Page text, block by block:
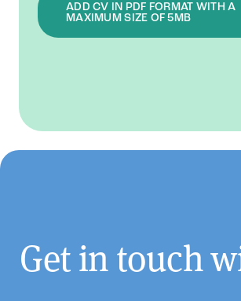
ADD CV IN PDF FORMAT WITH A
MAXIMUM SIZE OF 5MB
Get in touch